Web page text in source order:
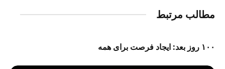
مطالب مرتبط
۱۰۰ روز بعد: ایجاد فرصت برای همه